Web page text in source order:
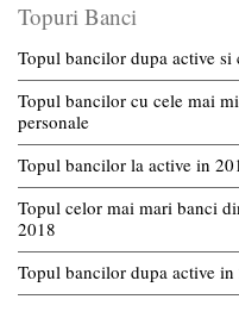
Topuri Banci
Topul bancilor dupa active
Topul bancilor cu cele mai
personale
Topul bancilor la active in
Topul celor mai mari banci
2018
Topul bancilor dupa active in